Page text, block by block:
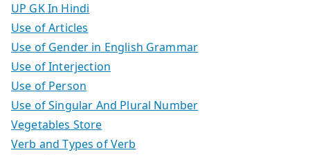
UP GK In Hindi
Use of Articles
Use of Gender in English Grammar
Use of Interjection
Use of Person
Use of Singular And Plural Number
Vegetables Store
Verb and Types of Verb